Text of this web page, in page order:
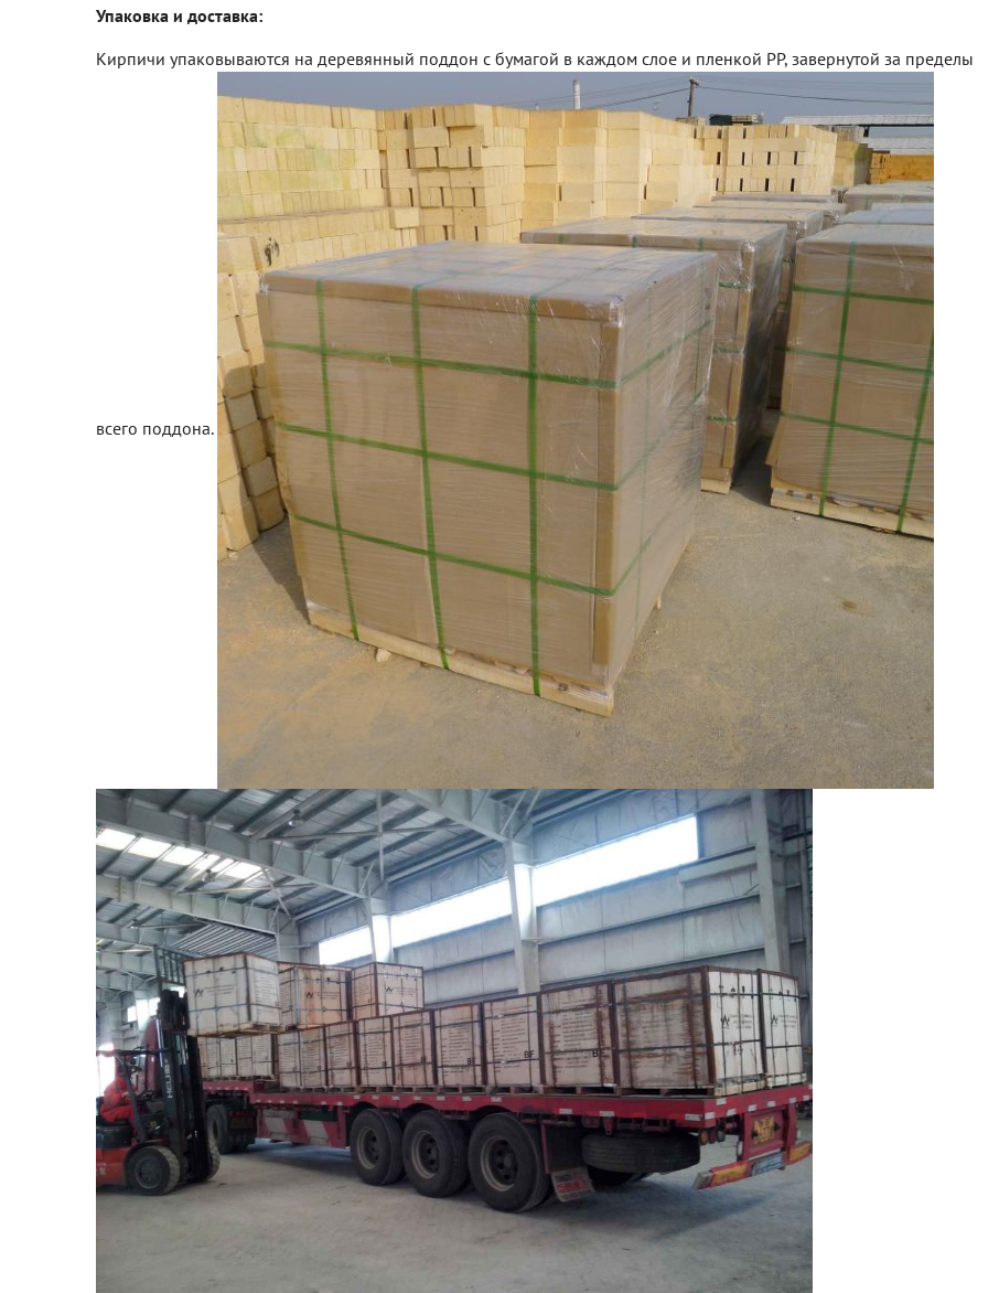
Упаковка и доставка:
Кирпичи упаковываются на деревянный поддон с бумагой в каждом слое и пленкой PP, завернутой за пределы
всего поддона.